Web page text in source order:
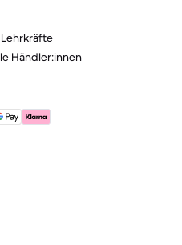
Händler:innen